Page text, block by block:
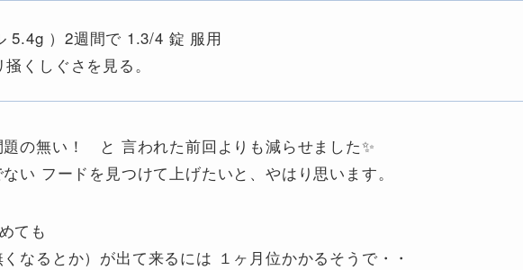
5.4g ）2週間で 1.3/4 錠 服用
くしぐさを見る。
の無い！ と 言われた前回よりも減らせました✨
い フードを見つけて上げたいと、やはり思います。
ても
なるとか）が出て来るには １ヶ月位かかるそうで・・